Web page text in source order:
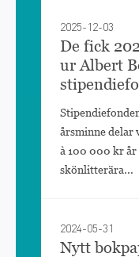
2025-12-03
De fick
ur Albert
årsminne delar
à 100 000 kr
skönlitterära...
2024-05-31
Nytt